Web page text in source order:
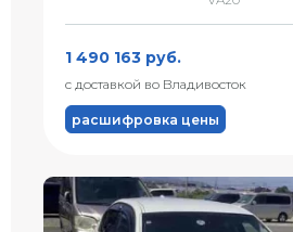
1 490 163 руб.
с доставкой во Владивосток
расшифровка цены